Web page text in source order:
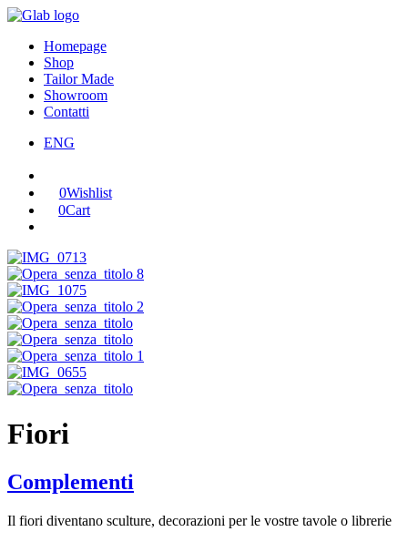
Homepage
Shop
Tailor Made
Showroom
Contatti
ENG
0Wishlist
0Cart
Fiori
Complementi
Il fiori diventano sculture, decorazioni per le vostre tavole o librerie